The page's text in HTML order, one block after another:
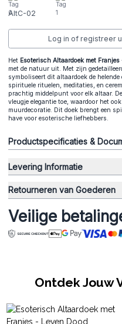
AltC-02
Log in of registreer
Het Esoterisch Altaardoek met Franjes
met de natuur uit. Met zijn
symboliseert dit altaardoek de
spirituele rituelen, meditaties, en
prachtig middelpunt voor elk altaar.
vleugje elegantie toe, waardoor het
muurdecoratie. Dit doek brengt een
have voor esoterische liefhebbers.
Productspecificaties &
Levering Informatie
Retourneren van Goederen
Veilige
Ontdek Jouw